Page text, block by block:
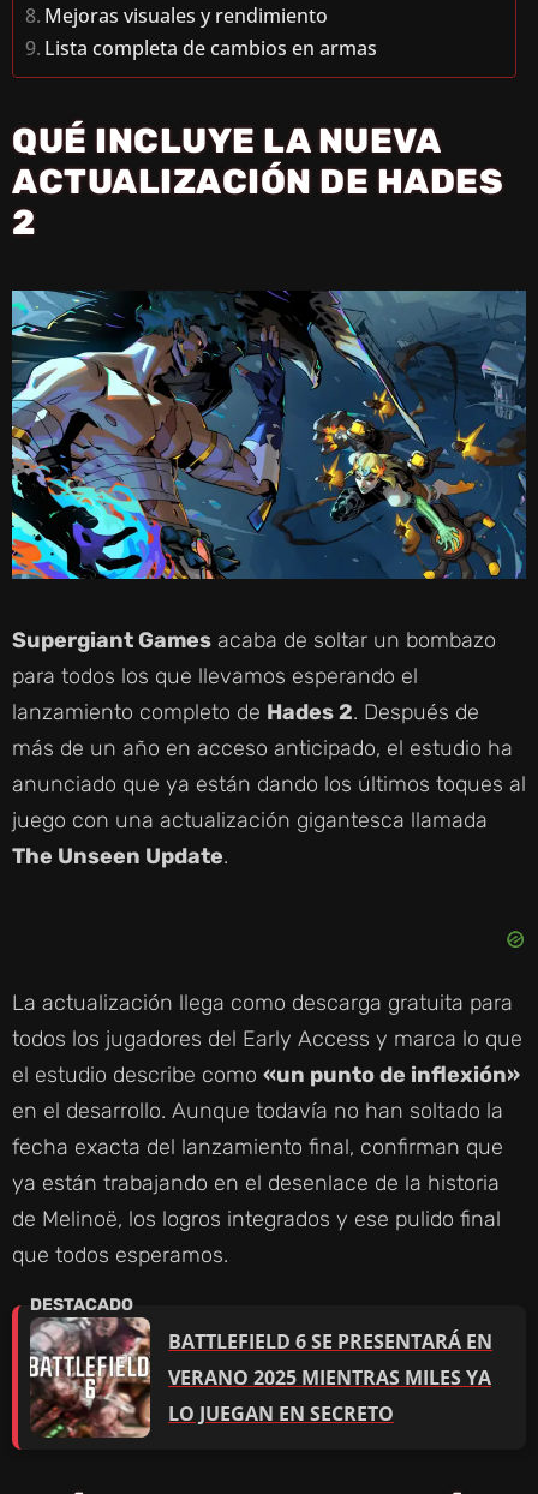
Mejoras visuales y rendimiento
Lista completa de cambios en armas
QUÉ INCLUYE LA NUEVA
ACTUALIZACIÓN DE HADES
2
Supergiant Games acaba de soltar un bombazo
para todos los que llevamos esperando el
lanzamiento completo de Hades 2. Después de
más de un año en acceso anticipado, el estudio ha
anunciado que ya están dando los últimos toques al
juego con una actualización gigantesca llamada
The Unseen Update.
La actualización llega como descarga gratuita para
todos los jugadores del Early Access y marca lo que
el estudio describe como «un punto de inflexión»
en el desarrollo. Aunque todavía no han soltado la
fecha exacta del lanzamiento final, confirman que
ya están trabajando en el desenlace de la historia
de Melinoë, los logros integrados y ese pulido final
que todos esperamos.
BATTLEFIELD 6 SE PRESENTARÁ EN
VERANO 2025 MIENTRAS MILES YA
LO JUEGAN EN SECRETO